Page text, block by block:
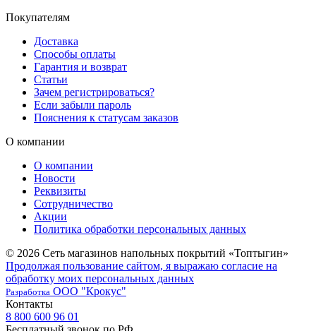
Покупателям
Доставка
Способы оплаты
Гарантия и возврат
Статьи
Зачем регистрироваться?
Если забыли пароль
Пояснения к статусам заказов
О компании
О компании
Новости
Реквизиты
Сотрудничество
Акции
Политика обработки персональных данных
© 2026 Сеть магазинов напольных покрытий «Топтыгин»
Продолжая пользование сайтом, я выражаю согласие на
обработку моих персональных данных
Разработка ООО "Крокус"
Контакты
8 800 600 96 01